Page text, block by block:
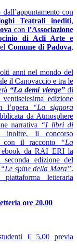
con
Teatrali inediti,
con l’Associazione
di Acli Arte e
Comune di Padova,
anni nel mondo del
il Canovaccio e tra le
“La demi vierge”di
edizione
l’opera “La signora
da Atmosphere
narrativa “I libri di
inoltre, il concorso
con il racconto
“La
ebook da RAI ERI la
edizione del
“Le spine della Mara”.
letteraria
ore 20.00
€ 5,00 previa